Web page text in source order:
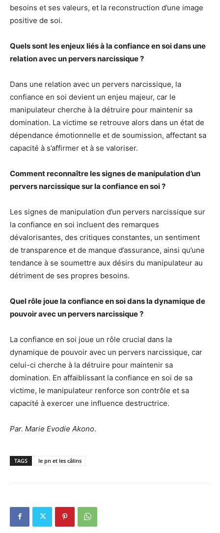
besoins et ses valeurs, et la reconstruction d’une image
positive de soi.
Quels sont les enjeux liés à la confiance en soi dans une
relation avec un pervers narcissique ?
Dans une relation avec un pervers narcissique, la
confiance en soi devient un enjeu majeur, car le
manipulateur cherche à la détruire pour maintenir sa
domination. La victime se retrouve alors dans un état de
dépendance émotionnelle et de soumission, affectant sa
capacité à s’affirmer et à se valoriser.
Comment reconnaître les signes de manipulation d’un
pervers narcissique sur la confiance en soi ?
Les signes de manipulation d’un pervers narcissique sur
la confiance en soi incluent des remarques
dévalorisantes, des critiques constantes, un sentiment
de transparence et de manque d’assurance, ainsi qu’une
tendance à se soumettre aux désirs du manipulateur au
détriment de ses propres besoins.
Quel rôle joue la confiance en soi dans la dynamique de
pouvoir avec un pervers narcissique ?
La confiance en soi joue un rôle crucial dans la
dynamique de pouvoir avec un pervers narcissique, car
celui-ci cherche à la détruire pour maintenir sa
domination. En affaiblissant la confiance en soi de sa
victime, le manipulateur renforce son contrôle et sa
capacité à exercer une influence destructrice.
Par. Marie Evodie Akono.
TAGS le pn et les câlins